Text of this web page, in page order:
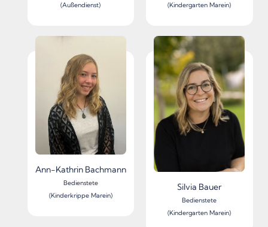
(Außendienst)
(Kindergarten Marein)
Ann-Kathrin Bachmann
Bedienstete
(Kinderkrippe Marein)
Silvia Bauer
Bedienstete
(Kindergarten Marein)